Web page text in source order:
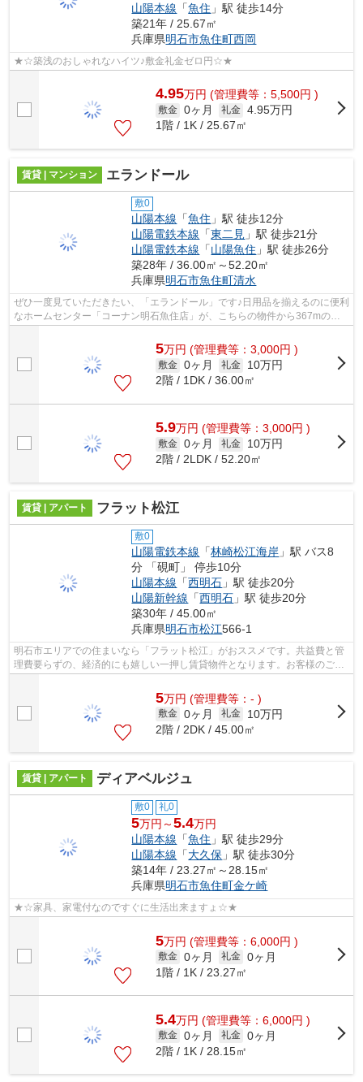
山陽本線 「魚住 」駅 徒歩14分
築21年 / 25.67㎡
兵庫県明石市魚住町西岡
★☆築浅のおしゃれなハイツ♪敷金礼金ゼロ円☆★
4.95万円 (管理費等：5,500円 )
敷金 0ヶ月 礼金 4.95万円
1階 / 1K / 25.67㎡
賃貸 | マンション エランドール
敷0
山陽本線 「魚住 」駅 徒歩12分
山陽電鉄本線 「東二見 」駅 徒歩21分
山陽電鉄本線 「山陽魚住 」駅 徒歩26分
築28年 / 36.00㎡～52.20㎡
兵庫県明石市魚住町清水
ぜひ一度見ていただきたい、「エランドール」です♪日用品を揃えるのに便利
なホームセンター「コーナン明石魚住店」が、こちらの物件から367mのと
ころにあります♪外観タイル張りは、長...
5万円 (管理費等：3,000円 )
敷金 0ヶ月 礼金
10万円
2階 / 1DK / 36.00㎡
5.9万円 (管理費等：3,000円 )
敷金 0ヶ月 礼金
10万円
2階 / 2LDK / 52.20㎡
賃貸 | アパート フラット松江
敷0
山陽電鉄本線 「林崎松江海岸 」駅 バス8
分 「硯町」 停歩10分
山陽本線 「西明石 」駅 徒歩20分
山陽新幹線 「西明石 」駅 徒歩20分
築30年 / 45.00㎡
兵庫県明石市松江566-1
明石市エリアでの住まいなら「フラット松江」がおススメです。共益費と管
理費要らずの、経済的にも嬉しい一押し賃貸物件となります。お客様のご希
5万円 (管理費等：- )
敷金 0ヶ月 礼金
10万円
2階 / 2DK / 45.00㎡
賃貸 | アパート ディアベルジュ
敷0 礼0
5万円～5.4万円
山陽本線 「魚住 」駅 徒歩29分
山陽本線 「大久保 」駅 徒歩30分
築14年 / 23.27㎡～28.15㎡
兵庫県明石市魚住町金ケ崎
★☆家具、家電付なのですぐに生活出来ますょ☆★
5万円 (管理費等：6,000円 )
敷金 0ヶ月 礼金 0ヶ月
1階 / 1K / 23.27㎡
5.4万円 (管理費等：6,000円 )
敷金 0ヶ月 礼金 0ヶ月
2階 / 1K / 28.15㎡